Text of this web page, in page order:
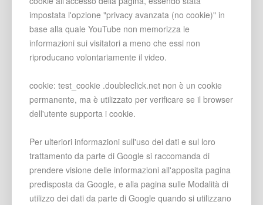
impostata l'opzione "privacy avanzata (no cookie)" in
base alla quale YouTube non memorizza le
informazioni sui visitatori a meno che essi non
riproducano volontariamente il video.
cookie: test_cookie .doubleclick.net non è un cookie
permanente, ma è utilizzato per verificare se il browser
dell'utente supporta i cookie.
Per ulteriori informazioni sull'uso dei dati e sul loro
trattamento da parte di Google si raccomanda di
prendere visione delle informazioni all'apposita pagina
predisposta da Google, e alla pagina sulle Modalità di
utilizzo dei dati da parte di Google quando si utilizzano